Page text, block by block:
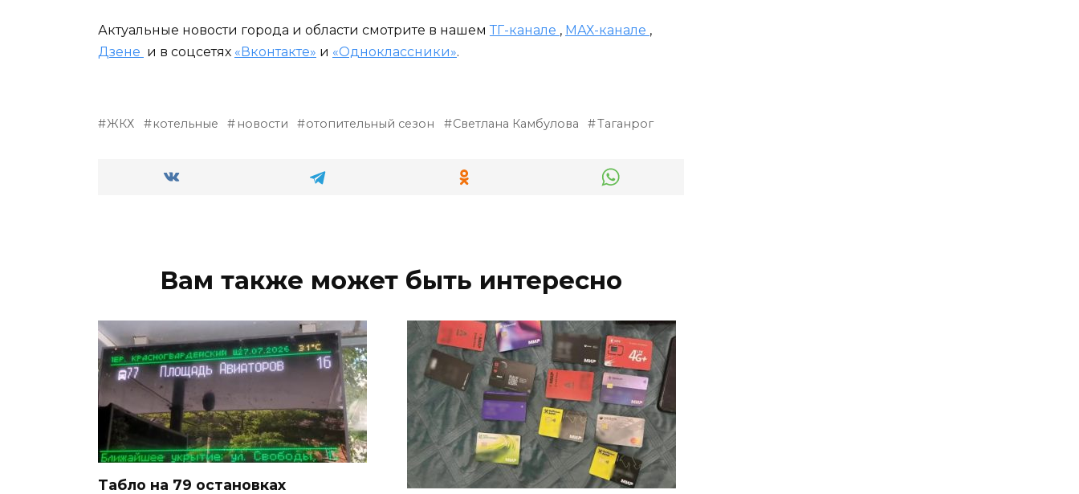
Актуальные новости города и области смотрите в нашем ТГ-канале , МАХ-канале ,
Дзене и в соцсетях «Вконтакте» и «Одноклассники».
ЖКХ котельные новости отопительный сезон Светлана Камбулова Таганрог
Вам также может быть интересно
Табло на 79 остановках